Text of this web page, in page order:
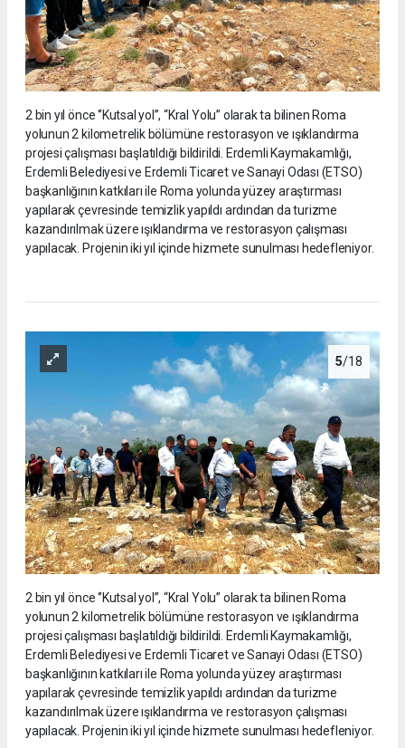
2 bin yıl önce ‘’Kutsal yol’’, “Kral Yolu” olarak ta bilinen Roma
yolunun 2 kilometrelik bölümüne restorasyon ve ışıklandırma
projesi çalışması başlatıldığı bildirildi. Erdemli Kaymakamlığı,
Erdemli Belediyesi ve Erdemli Ticaret ve Sanayi Odası (ETSO)
başkanlığının katkıları ile Roma yolunda yüzey araştırması
yapılarak çevresinde temizlik yapıldı ardından da turizme
kazandırılmak üzere ışıklandırma ve restorasyon çalışması
yapılacak. Projenin iki yıl içinde hizmete sunulması hedefleniyor.
5/18
2 bin yıl önce ‘’Kutsal yol’’, “Kral Yolu” olarak ta bilinen Roma
yolunun 2 kilometrelik bölümüne restorasyon ve ışıklandırma
projesi çalışması başlatıldığı bildirildi. Erdemli Kaymakamlığı,
Erdemli Belediyesi ve Erdemli Ticaret ve Sanayi Odası (ETSO)
başkanlığının katkıları ile Roma yolunda yüzey araştırması
yapılarak çevresinde temizlik yapıldı ardından da turizme
kazandırılmak üzere ışıklandırma ve restorasyon çalışması
yapılacak. Projenin iki yıl içinde hizmete sunulması hedefleniyor.